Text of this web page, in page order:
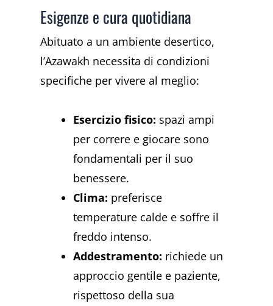
Esigenze e cura quotidiana
Abituato a un ambiente desertico,
l’Azawakh necessita di condizioni
specifiche per vivere al meglio:
Esercizio fisico: spazi ampi
per correre e giocare sono
fondamentali per il suo
benessere.
Clima: preferisce
temperature calde e soffre il
freddo intenso.
Addestramento: richiede un
approccio gentile e paziente,
rispettoso della sua